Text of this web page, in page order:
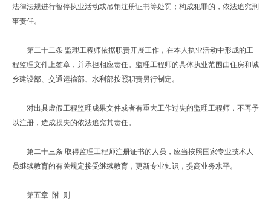
法律法规进行暂停执业活动或吊销注册证书等处罚；构成犯罪的，依法追究刑
事责任。
第二十二条 监理工程师依据职责开展工作，在本人执业活动中形成的工
程监理文件上签章，并承担相应责任。监理工程师的具体执业范围由住房和城
乡建设部、交通运输部、水利部按照职责另行制定。
对出具虚假工程监理成果文件或者有重大工作过失的监理工程师，不再予
以注册，造成损失的依法追究其责任。
第二十三条 取得监理工程师注册证书的人员，应当按照国家专业技术人
员继续教育的有关规定接受继续教育，更新专业知识，提高业务水平。
第五章 附 则